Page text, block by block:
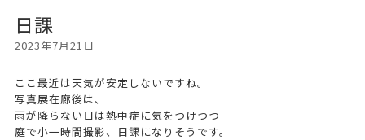
日課
2023年7月21日
ここ最近は天気が安定しないですね。
写真展在廊後は、
雨が降らない日は熱中症に気をつけつつ
庭で小一時間撮影、日課になりそうです。